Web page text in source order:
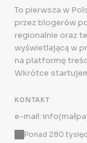
To pierwsza w
przez blogerów
regionalnie oraz
wyświetlającą w
na platformę
Wkrótce
KONTAKT
e-mail:
Ponad 280